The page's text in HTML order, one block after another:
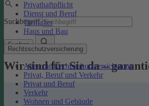
Privathaftpflicht
Dienst und Beruf
Tierhalter
Haus und Bau
Rechtsschutzversicherung
Alles zur Rechtsschutzversicherung
Privat, Beruf und Verkehr
Privat und Beruf
Verkehr
Wohnen und Gebäude
Suchbegriff
Suchen
Wir sind für Sie da –